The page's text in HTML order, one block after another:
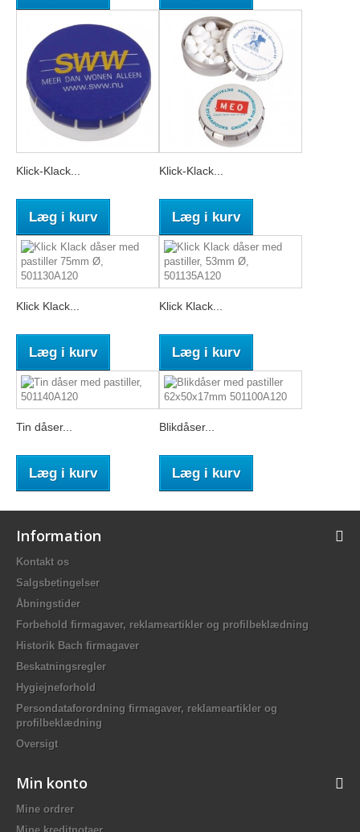
Klick-Klack...
Læg i kurv
Klick-Klack...
Læg i kurv
Klick Klack...
Læg i kurv
Klick Klack...
Læg i kurv
Tin dåser...
Læg i kurv
Blikdåser...
Læg i kurv
Information
Kontakt os
Salgsbetingelser
Åbningstider
Forbehold firmagaver, reklameartikler og profilbeklædning
Historik Bach firmagaver
Beskatningsregler
Hygiejneforhold
Persondataforordning firmagaver, reklameartikler og
profilbeklædning
Oversigt
Min konto
Mine ordrer